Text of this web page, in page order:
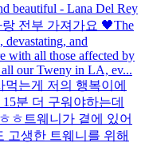
beautiful - Lana Del Rey
랑 전부 가져가요 🖤The
and
with all those affected by
our Tweny in LA, ev...
는게 저의 행복이에
분 더 구워야하는데
ㅎ 트웨니가 곁에 있어
고생한 트웨니를 위해